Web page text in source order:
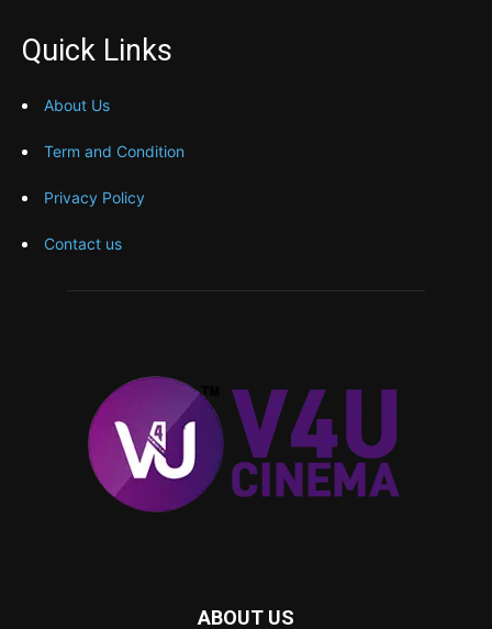
Quick Links
About Us
Term and Condition
Privacy Policy
Contact us
ABOUT US